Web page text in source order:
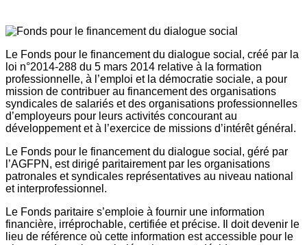
Le Fonds pour le financement du dialogue social, créé par la
loi n°2014-288 du 5 mars 2014 relative à la formation
professionnelle, à l’emploi et la démocratie sociale, a pour
mission de contribuer au financement des organisations
syndicales de salariés et des organisations professionnelles
d’employeurs pour leurs activités concourant au
développement et à l’exercice de missions d’intérêt général.
Le Fonds pour le financement du dialogue social, géré par
l’AGFPN, est dirigé paritairement par les organisations
patronales et syndicales représentatives au niveau national
et interprofessionnel.
Le Fonds paritaire s’emploie à fournir une information
financière, irréprochable, certifiée et précise. Il doit devenir le
lieu de référence où cette information est accessible pour le